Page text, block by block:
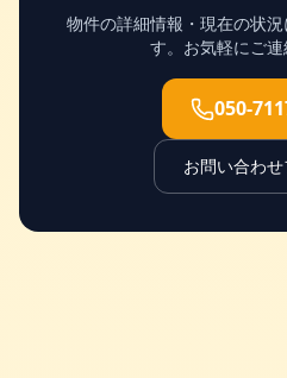
物件の詳細情報・現在の状
す。お気軽にご連
050-
お問い合わ